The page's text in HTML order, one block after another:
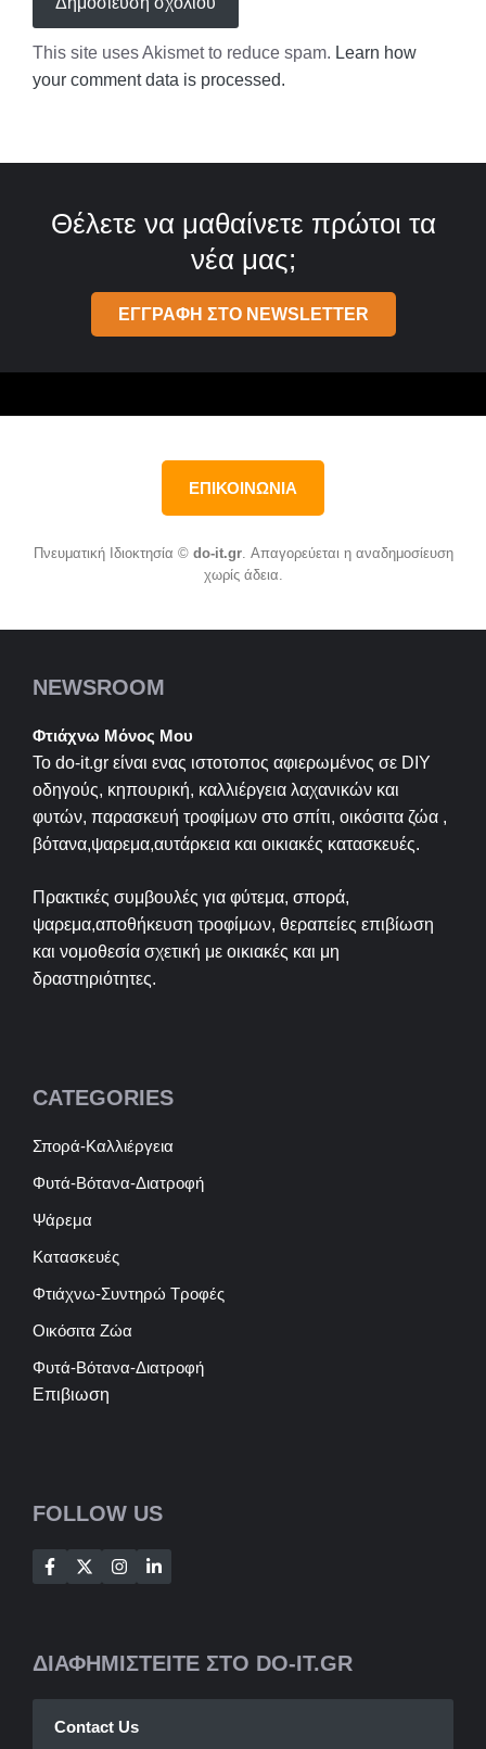
This site uses Akismet to reduce spam. Learn how
your comment data is processed.
Θέλετε να μαθαίνετε πρώτοι τα
νέα μας;
ΕΓΓΡΑΦΗ ΣΤΟ NEWSLETTER
ΕΠΙΚΟΙΝΩΝΙΑ
Πνευματική Ιδιοκτησία © do-it.gr. Απαγορεύεται η αναδημοσίευση
χωρίς άδεια.
NEWSROOM
Φτιάχνω Μόνος Μου
Το do-it.gr είναι ενας ιστοτοπος αφιερωμένος σε DIY
οδηγούς, κηπουρική, καλλιέργεια λαχανικών και
φυτών, παρασκευή τροφίμων στο σπίτι, οικόσιτα ζώα ,
βότανα,ψαρεμα,αυτάρκεια και οικιακές κατασκευές.
Πρακτικές συμβουλές για φύτεμα, σπορά,
ψαρεμα,αποθήκευση τροφίμων, θεραπείες επιβίωση
και νομοθεσία σχετική με οικιακές και μη
δραστηριότητες.
CATEGORIES
Σπορά-Καλλιέργεια
Φυτά-Βότανα-Διατροφή
Ψάρεμα
Κατασκευές
Φτιάχνω-Συντηρώ Τροφές
Οικόσιτα Ζώα
Φυτά-Βότανα-Διατροφή
Επιβιωση
FOLLOW US
ΔΙΑΦΗΜΙΣΤΕΙΤΕ ΣΤΟ DO-IT.GR
Contact Us